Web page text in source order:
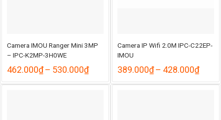
Camera IMOU Ranger Mini 3MP
– IPC-K2MP-3H0WE
462.000₫– 530.000₫Khoảng
từ
Camera IP Wifi 2.0M IPC-C22EP-
IMOU
389.000₫– 428.000₫
từ